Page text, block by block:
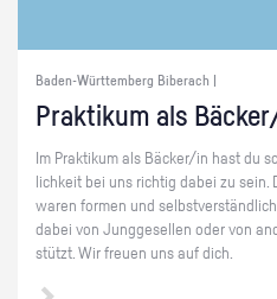
Baden-Württemberg Biberach |
Prak­ti­kum als
Im Prak­ti­kum als Bä­cker/in hast du
lich­keit bei uns rich­tig dabei zu
wa­ren for­men und
dabei von Jung­ge­sel­len oder von
stützt. Wir freu­en uns auf dich.